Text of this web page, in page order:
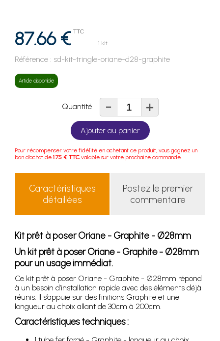
87.66 € TTC
1 kit
Référence : sd-kit-tringle-oriane-d28-graphite
Article disponible
Quantité - +
Ajouter au panier
Pour récompenser votre fidélité en achetant ce produit, vous gagnez un
bon d'achat de 1.75 € TTC valable sur votre prochaine commande.
Caractéristiques
détaillées
Postez le premier
commentaire
Kit prêt à poser Oriane - Graphite - Ø28mm
Un kit prêt à poser Oriane - Graphite - Ø28mm
pour un usage immédiat.
Ce kit prêt à poser Oriane - Graphite - Ø28mm répond
à un besoin d’installation rapide avec des éléments déjà
réunis. Il s’appuie sur des finitions Graphite et une
longueur au choix allant de 30cm à 200cm.
Caractéristiques techniques :